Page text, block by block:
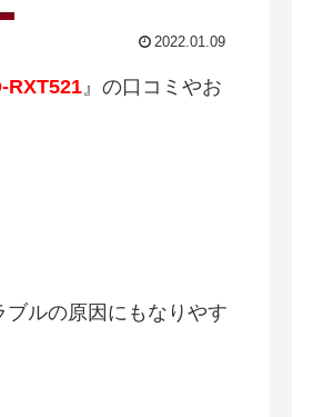
2022.01.09
RXT521 』の口コミやお
ルの原因にもなりやす